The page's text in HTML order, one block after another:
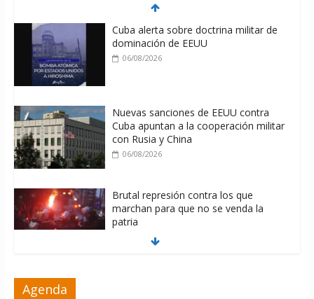
Cuba alerta sobre doctrina militar de
dominación de EEUU
06/08/2026
Nuevas sanciones de EEUU contra
Cuba apuntan a la cooperación militar
con Rusia y China
06/08/2026
Brutal represión contra los que
marchan para que no se venda la
patria
06/08/2026
Agenda